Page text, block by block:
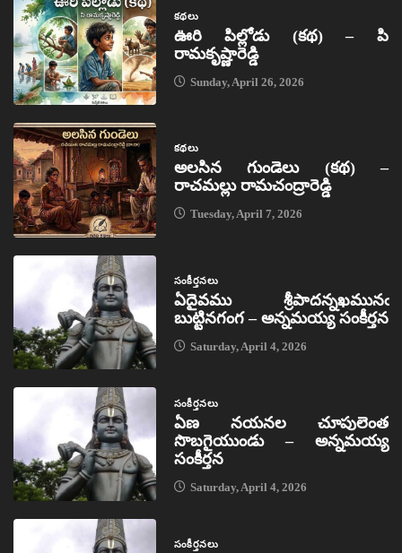
కథలు
ఊరి పిల్లోడు (కథ) – పి
రామకృష్ణారెడ్డి
Sunday, April 26, 2026
కథలు
అలసిన గుండెలు (కథ) –
రాచమల్లు రామచంద్రారెడ్డి
Tuesday, April 7, 2026
సంకీర్తనలు
ఏదైవము శ్రీపాదన్నఖమునఁ
బుట్టినగంగ – అన్నమయ్య సంకీర్తన
Saturday, April 4, 2026
సంకీర్తనలు
ఏణ నయనల చూపులెంత
సొబగైయుండు – అన్నమయ్య
సంకీర్తన
Saturday, April 4, 2026
సంకీర్తనలు